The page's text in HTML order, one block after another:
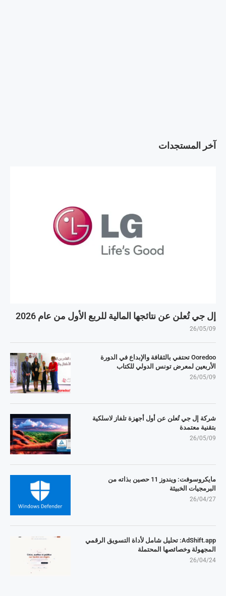
آخر المستجدات
إل جي تُعلن عن نتائجها المالية للربع الأول من عام 2026
26/05/09
Ooredoo تحتفي بالثقافة والإبداع في الدورة
الأربعين لمعرض تونس الدولي للكتاب
26/05/09
شركة إل جي تُعلن عن أول أجهزة تلفاز لاسلكية
بتقنية معتمدة
26/05/09
مايكروسوفت: ويندوز 11 حصين بذاته من
البرمجيات الخبيثة
26/04/27
AdShift.app: تحليل شامل لأداة التسويق الرقمي
المجهولة وخصائصها المحتملة
26/04/24